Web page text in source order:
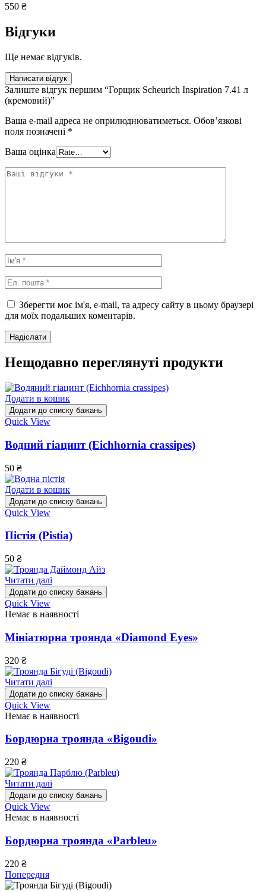
550 ₴
Відгуки
Ще немає відгуків.
Написати відгук
Залиште відгук першим “Горщик Scheurich Inspiration 7.41 л
(кремовий)”
Ваша e-mail адреса не оприлюднюватиметься. Обов’язкові
поля позначені *
Ваша оцінка
Зберегти моє ім'я, e-mail, та адресу сайту в цьому браузері
для моїх подальших коментарів.
Нещодавно переглянуті продукти
Додати в кошик
Додати до списку бажань
Quick View
Водний гіацинт (Eichhornia crassipes)
50 ₴
Додати в кошик
Додати до списку бажань
Quick View
Пістія (Pistia)
50 ₴
Читати далі
Додати до списку бажань
Quick View
Немає в наявності
Мініатюрна троянда «Diamond Eyes»
320 ₴
Читати далі
Додати до списку бажань
Quick View
Немає в наявності
Бордюрна троянда «Bigoudi»
220 ₴
Читати далі
Додати до списку бажань
Quick View
Немає в наявності
Бордюрна троянда «Parbleu»
220 ₴
Попередня